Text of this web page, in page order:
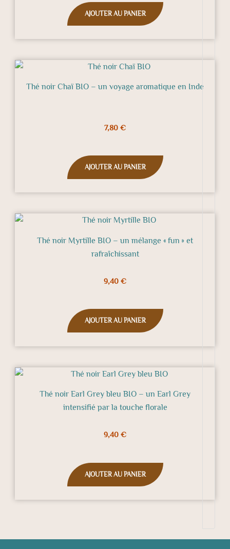
AJOUTER AU PANIER
Thé noir Chaï BIO – un voyage aromatique en Inde
7,80 €
AJOUTER AU PANIER
Thé noir Myrtille BIO – un mélange « fun » et
rafraîchissant
9,40 €
AJOUTER AU PANIER
Thé noir Earl Grey bleu BIO – un Earl Grey
intensifié par la touche florale
9,40 €
AJOUTER AU PANIER